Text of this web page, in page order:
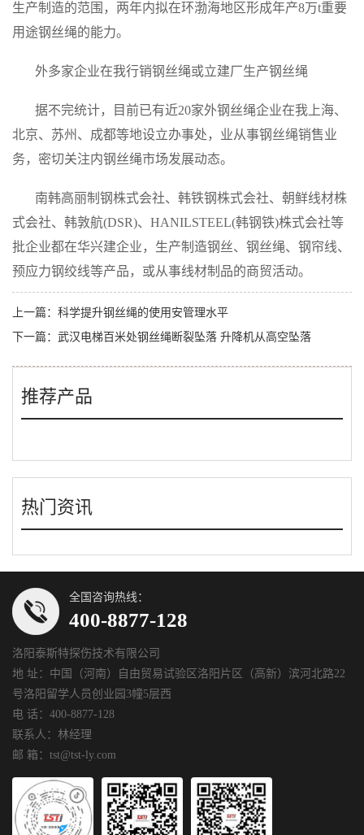
生产制造的范围，两年内拟在环渤海地区形成年产8万t重要
用途钢丝绳的能力。
外多家企业在我行销钢丝绳或立建厂生产钢丝绳
据不完统计，目前已有近20家外钢丝绳企业在我上海、
北京、苏州、成都等地设立办事处，业从事钢丝绳销售业
务，密切关注内钢丝绳市场发展动态。
南韩高丽制钢株式会社、韩铁钢株式会社、朝鲜线材株
式会社、韩敦航(DSR)、 HANILSTEEL(韩钢铁)株式会社等
批企业都在华兴建企业，生产制造钢丝、钢丝绳、钢帘线、
预应力钢绞线等产品，或从事线材制品的商贸活动。
上一篇： 科学提升钢丝绳的使用安管理水平
下一篇： 武汉电梯百米处钢丝绳断裂坠落 升降机从高空坠落
推荐产品
热门资讯
全国咨询热线：
400-8877-128
洛阳泰斯特探伤技术有限公司
地 址：中国（河南）自由贸易试验区洛阳片区（高新）滨河北路22
号洛阳留学人员创业园3幢5层西
电 话：400-8877-128
联系人：林经理
邮 箱：tst@tst-ly.com